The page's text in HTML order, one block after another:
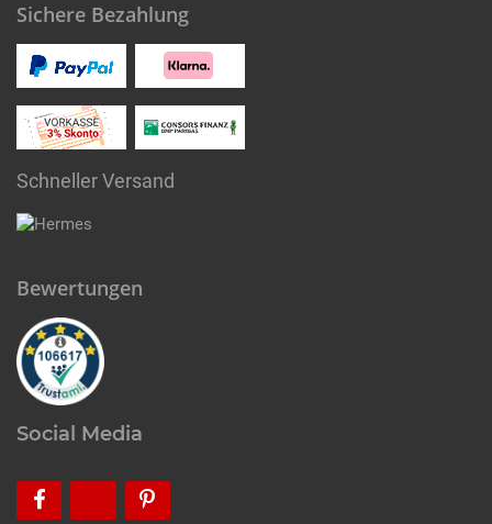
Sichere Bezahlung
Schneller Versand
Bewertungen
Social Media